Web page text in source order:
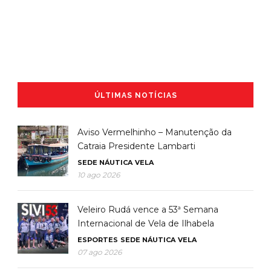
ÚLTIMAS NOTÍCIAS
Aviso Vermelhinho – Manutenção da
Catraia Presidente Lambarti
SEDE NÁUTICA VELA
10 ago 2026
Veleiro Rudá vence a 53ª Semana
Internacional de Vela de Ilhabela
ESPORTES SEDE NÁUTICA VELA
07 ago 2026